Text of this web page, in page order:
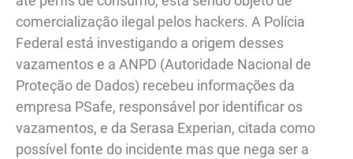
comercialização ilegal pelos hackers. A Polícia
Federal está investigando a origem desses
vazamentos e a ANPD (Autoridade Nacional de
Proteção de Dados) recebeu informações da
empresa PSafe, responsável por identificar os
vazamentos, e da Serasa Experian, citada como
possível fonte do incidente mas que nega ser a